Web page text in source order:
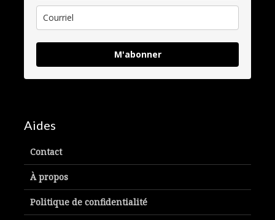
M'abonner
Aides
Contact
À propos
Politique de confidentialité